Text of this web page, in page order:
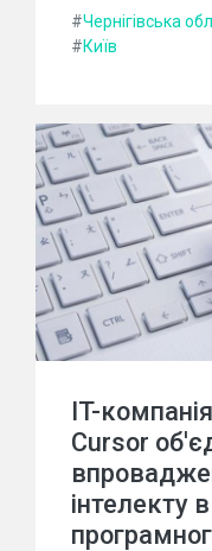
#Чернігівська
#Київ
IT-
Cursor
інтелекту